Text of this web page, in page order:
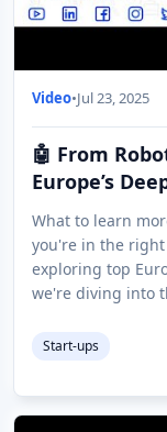
Video•Jul 23, 2025
🤖 From
Europe’s
Know 🧬🚀
What to learn
you're in the
exploring top
we're diving into
Start-ups